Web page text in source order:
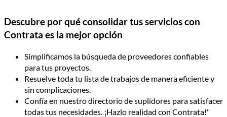
Descubre por qué consolidar tus servicios con
Contrata es la mejor opción
Simplificamos la búsqueda de proveedores confiables
para tus proyectos.
Resuelve toda tu lista de trabajos de manera eficiente y
sin complicaciones.
Confía en nuestro directorio de suplidores para satisfacer
todas tus necesidades. ¡Hazlo realidad con Contrata!"